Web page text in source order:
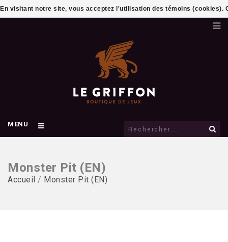
MENU
Monster Pit (EN)
Accueil / Monster Pit (EN)
En visitant notre site, vous acceptez l'utilisation des témoins